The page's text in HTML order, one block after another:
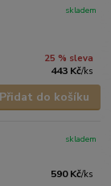
25 % sleva
443 Kč/ks
skladem
Přidat do košíku
590 Kč/ks
skladem